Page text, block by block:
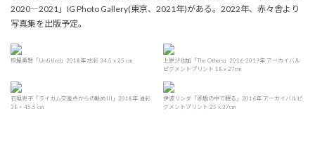
2020―2021」IG Photo Gallery(東京、2021年)がある。2022年、赤々舎より
写真集を出版予定。
照屋勇賢「Untitled」2018年 水彩 34.5 x 25 cm
上原沙也加「The Others」2016-2019年 アーカイバル
ピグメントプリント 18 x 27cm
石垣克子「ライカム交差点からの眺めIII」2018年 油彩
38 × 45.5 cm
伊波リンダ「矛盾の中で眠る」2016年 アーカイバルピ
グメントプリント 25 x 37cm